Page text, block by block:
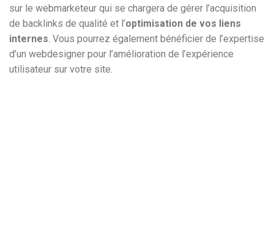
sur le webmarketeur qui se chargera de gérer l’acquisition
de backlinks de qualité et l’optimisation de vos liens
internes. Vous pourrez également bénéficier de l’expertise
d’un webdesigner pour l’amélioration de l’expérience
utilisateur sur votre site.